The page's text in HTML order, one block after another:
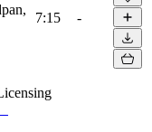
7:15 -